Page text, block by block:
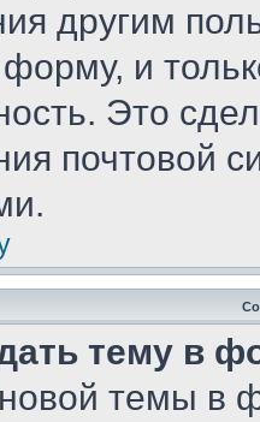
другим
и
Это
почтовой
тему в
темы в